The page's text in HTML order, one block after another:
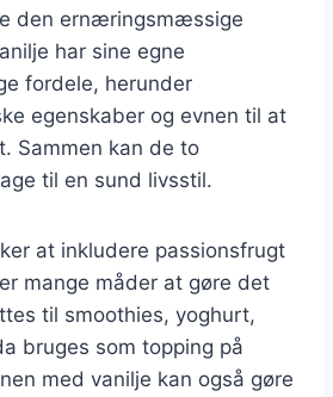
den ernæringsmæssige
har sine egne
fordele, herunder
egenskaber og evnen til at
Sammen kan de to
til en sund livsstil.
at inkludere passionsfrugt
mange måder at gøre det
til smoothies, yoghurt,
bruges som topping på
med vanilje kan også gøre